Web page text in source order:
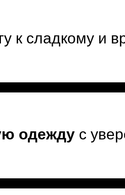
к сладкому и
одежду с